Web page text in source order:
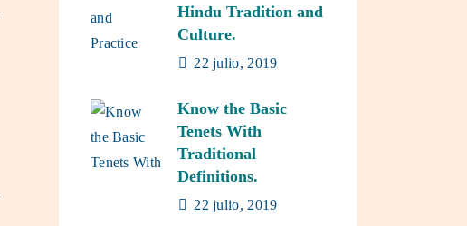
Hindu Tradition and
Culture.
22 julio, 2019
Know the Basic
Tenets With
Traditional
Definitions.
22 julio, 2019